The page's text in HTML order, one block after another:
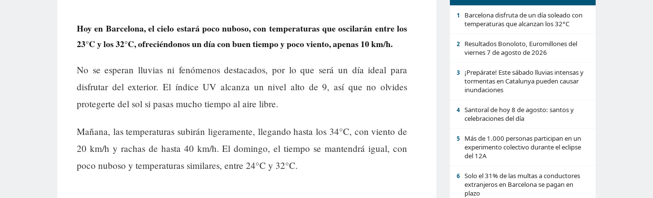
Hoy en Barcelona, el cielo estará poco nuboso, con temperaturas que oscilarán entre los
23°C y los 32°C, ofreciéndonos un día con buen tiempo y poco viento, apenas 10 km/h.
No se esperan lluvias ni fenómenos destacados, por lo que será un día ideal para
disfrutar del exterior. El índice UV alcanza un nivel alto de 9, así que no olvides
protegerte del sol si pasas mucho tiempo al aire libre.
Mañana, las temperaturas subirán ligeramente, llegando hasta los 34°C, con viento de
20 km/h y rachas de hasta 40 km/h. El domingo, el tiempo se mantendrá igual, con
poco nuboso y temperaturas similares, entre 24°C y 32°C.
1
Barcelona disfruta de un día soleado con
temperaturas que alcanzan los 32°C
2
Resultados Bonoloto, Euromillones del
viernes 7 de agosto de 2026
3
¡Prepárate! Este sábado lluvias intensas y
tormentas en Catalunya pueden causar
inundaciones
4
Santoral de hoy 8 de agosto: santos y
celebraciones del día
5
Más de 1.000 personas participan en un
experimento colectivo durante el eclipse
del 12A
6
Solo el 31% de las multas a conductores
extranjeros en Barcelona se pagan en
plazo